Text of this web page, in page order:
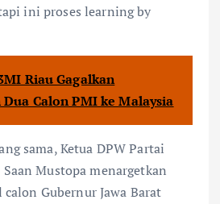
ini proses learning by
Riau Gagalkan
Calon PMI ke Malaysia
sama, Ketua DPW Partai
Saan Mustopa menargetkan
Gubernur Jawa Barat